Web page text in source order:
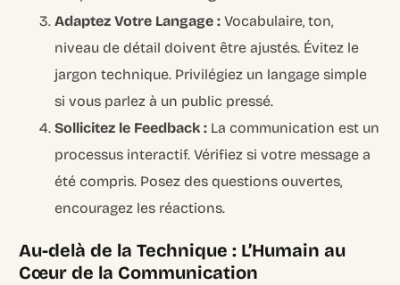
Adaptez Votre Langage : Vocabulaire, ton,
niveau de détail doivent être ajustés. Évitez le
jargon technique. Privilégiez un langage simple
si vous parlez à un public pressé.
Sollicitez le Feedback : La communication est un
processus interactif. Vérifiez si votre message a
été compris. Posez des questions ouvertes,
encouragez les réactions.
Au-delà de la Technique : L’Humain au
Cœur de la Communication